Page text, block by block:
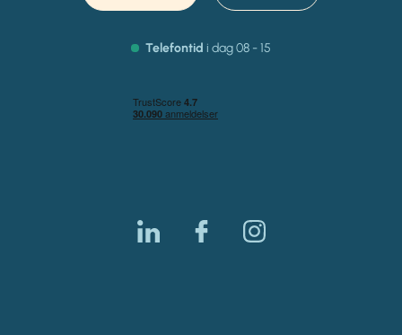
Telefontid i dag 08 - 15